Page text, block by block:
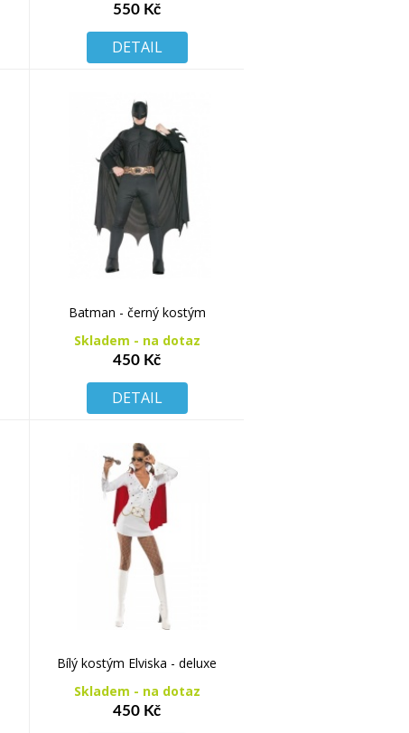
550 Kč
DETAIL
Batman - černý kostým
Skladem - na dotaz
450 Kč
DETAIL
Bílý kostým Elviska - deluxe
Skladem - na dotaz
450 Kč